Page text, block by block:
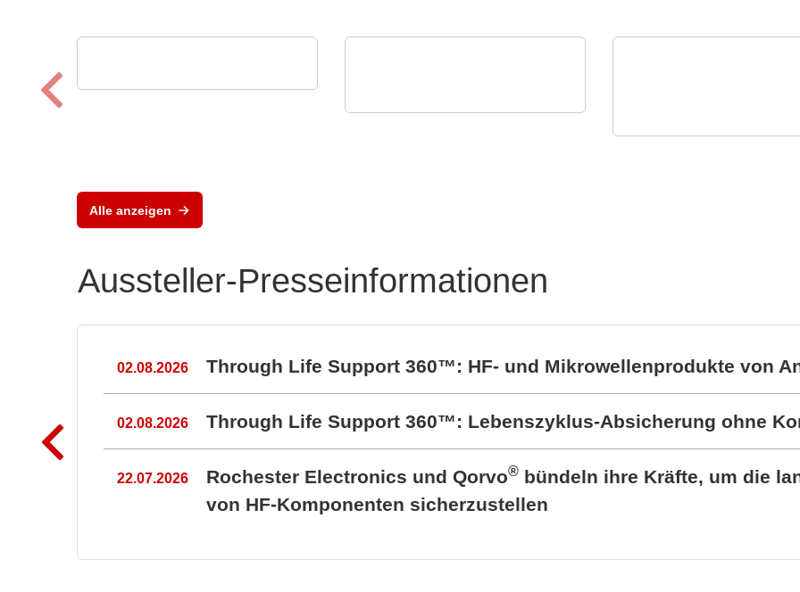
Alle anzeigen
Aussteller-Presseinformationen
02.08.2026 Through Life Support 360™: HF- und Mikrowellenprodukte von
02.08.2026 Through Life Support 360™: Lebenszyklus-Absicherung ohne
22.07.2026 Rochester Electronics und Qorvo® bündeln ihre Kräfte, um die
von HF-Komponenten sicherzustellen